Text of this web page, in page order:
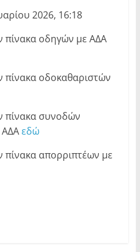
2026, 16:18
πίνακα οδηγών με ΑΔΑ
πίνακα οδοκαθαριστών
πίνακα συνοδών
εδώ
πίνακα απορριπτέων με